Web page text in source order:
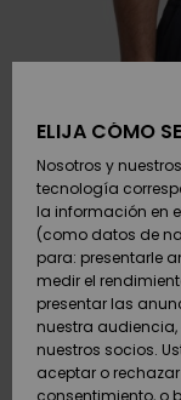
SURF
SNOW
DOBLE
PROMO
ELIJA CÓMO
Nosotros y
tecnología
la información en
(como datos de
para: presentarle
medir el
presentar las
nuestra
nuestros socios.
aceptar o
consentimiento, o